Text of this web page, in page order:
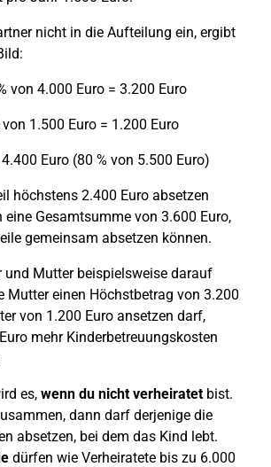
nicht in die Aufteilung ein, ergibt
von 4.000 Euro = 3.200 Euro
von 1.500 Euro = 1.200 Euro
Euro (80 % von 5.500 Euro)
höchstens 2.400 Euro absetzen
eine Gesamtsumme von 3.600 Euro,
gemeinsam absetzen können.
und Mutter beispielsweise darauf
Mutter einen Höchstbetrag von 3.200
von 1.200 Euro ansetzen darf,
mehr Kinderbetreuungskosten
es, wenn du nicht verheiratetbist.
dann darf derjenige die
absetzen, bei dem das Kind lebt.
dürfen wie Verheiratete bis zu 6.000